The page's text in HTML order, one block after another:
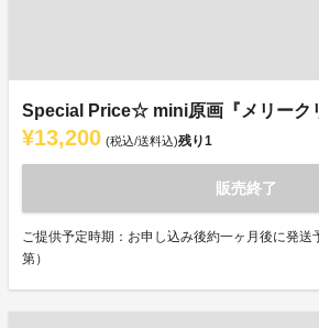
Special Price☆ mini原画『メリーク
¥13,200 (税込/送料込)残り1
販売終了
ご提供予定時期：お申し込み後約一ヶ月後に発送
第）